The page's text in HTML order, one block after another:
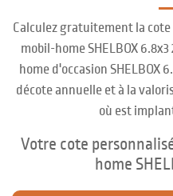
Calculez gratuitement la
mobil-home SHELBOX
home d'occasion SHELBOX
décote annuelle et à la
où est
Votre cote
home